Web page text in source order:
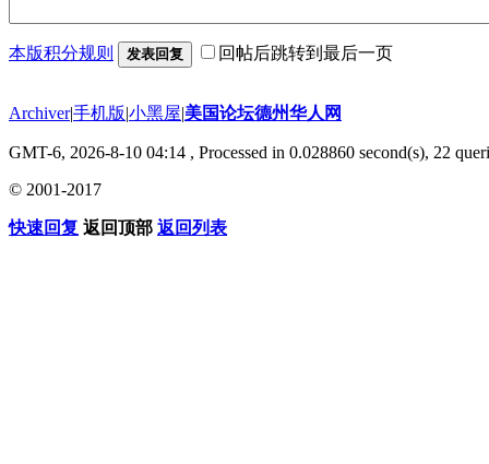
本版积分规则 发表回复 回帖后跳转到最后一页
Archiver|手机版|小黑屋|美国论坛德州华人网
GMT-6, 2026-8-10 04:14 , Processed in 0.028860 second(s), 22
© 2001-2017
快速回复 返回顶部 返回列表